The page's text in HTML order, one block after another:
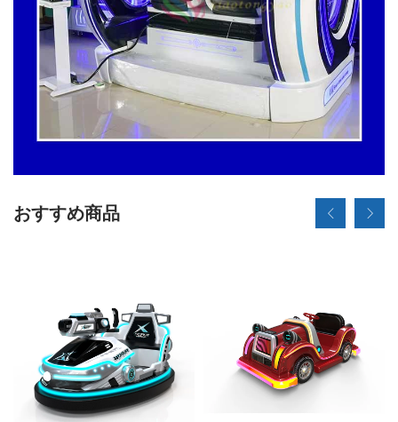
おすすめ商品